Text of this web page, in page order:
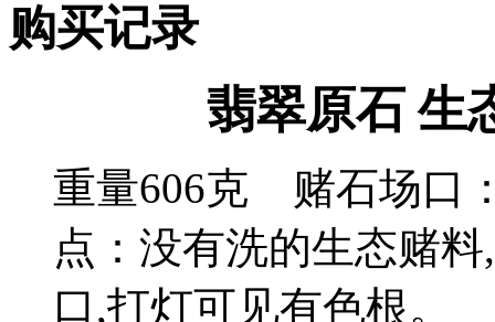
购买记录
翡翠原石 生
重量606克 赌石场口
点：没有洗的生态赌
口,打灯可见有色根。